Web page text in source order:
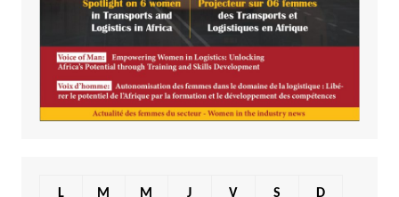
L M M J V S D